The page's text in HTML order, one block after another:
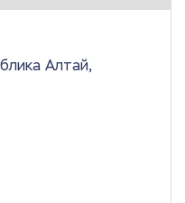
Алтай,